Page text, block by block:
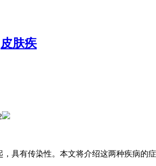
皮肤疾
具有传染性。本文将介绍这两种疾病的